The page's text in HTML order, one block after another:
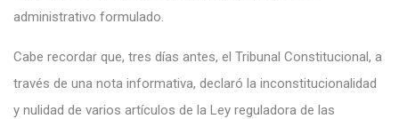
administrativo formulado.
Cabe recordar que, tres días antes, el Tribunal Constitucional, a
través de una nota informativa, declaró la inconstitucionalidad
y nulidad de varios artículos de la Ley reguladora de las